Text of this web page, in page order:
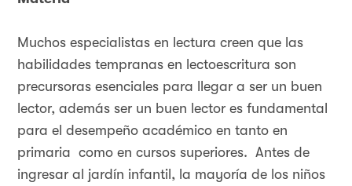
Muchos especialistas en lectura creen que las
habilidades tempranas en lectoescritura son
precursoras esenciales para llegar a ser un buen
lector, además ser un buen lector es fundamental
para el desempeño académico en tanto en
primaria como en cursos superiores. Antes de
ingresar al jardín infantil, la mayoría de los niños